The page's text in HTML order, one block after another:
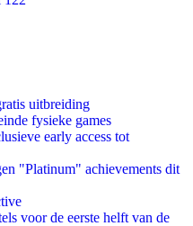
uitbreiding
fysieke games
early access tot
"Platinum" achievements dit
voor de eerste helft van de